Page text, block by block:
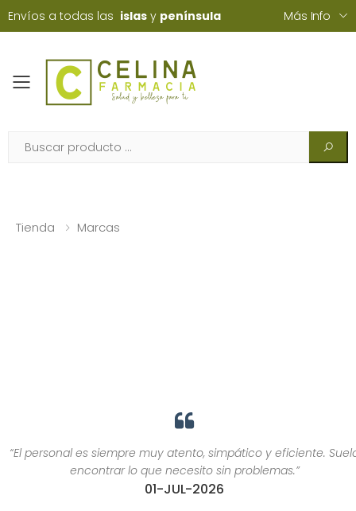
Envíos a todas las islas y península Más Info
Toggle mobile menu
Tienda Marcas
“El personal es siempre muy atento, simpático y eficiente. Suelo
encontrar lo que necesito sin problemas.”
01-JUL-2026